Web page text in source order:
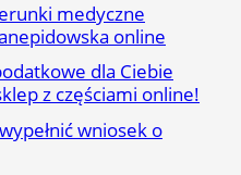
medyczne
online
dla Ciebie
z częściami online!
wniosek o